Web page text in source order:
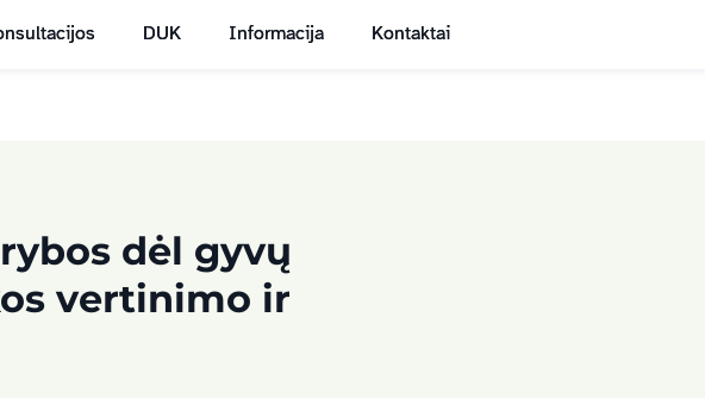
EN LT
DUK Informacija Kontaktai
dėl gyvų
vertinimo ir